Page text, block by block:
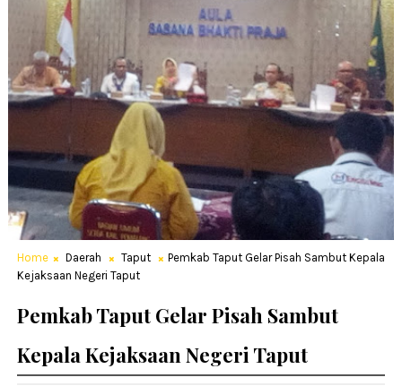
Home Daerah Taput
Pemkab Taput Gelar Pisah Sambut Kepala
Kejaksaan Negeri Taput
Pemkab Taput Gelar Pisah Sambut
Kepala Kejaksaan Negeri Taput